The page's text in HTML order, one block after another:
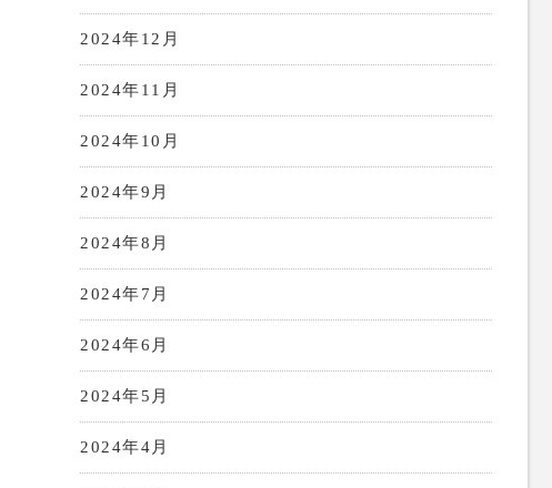
2024年12月
2024年11月
2024年10月
2024年9月
2024年8月
2024年7月
2024年6月
2024年5月
2024年4月